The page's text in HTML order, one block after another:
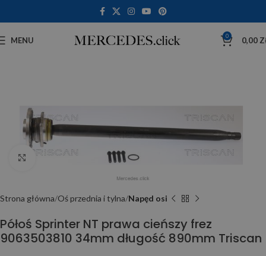
MENU 0 0,00
Click to enlarge
Strona główna Oś przednia i tylna Napęd osi
Półoś Sprinter NT prawa cieńszy frez
9063503810 34mm długość 890mm Triscan